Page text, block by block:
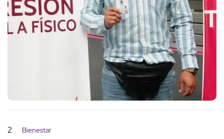
2 Bienestar